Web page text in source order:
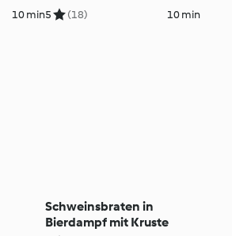
10 min5 (18) 10 min
Schweinsbraten in
Bierdampf mit Kruste